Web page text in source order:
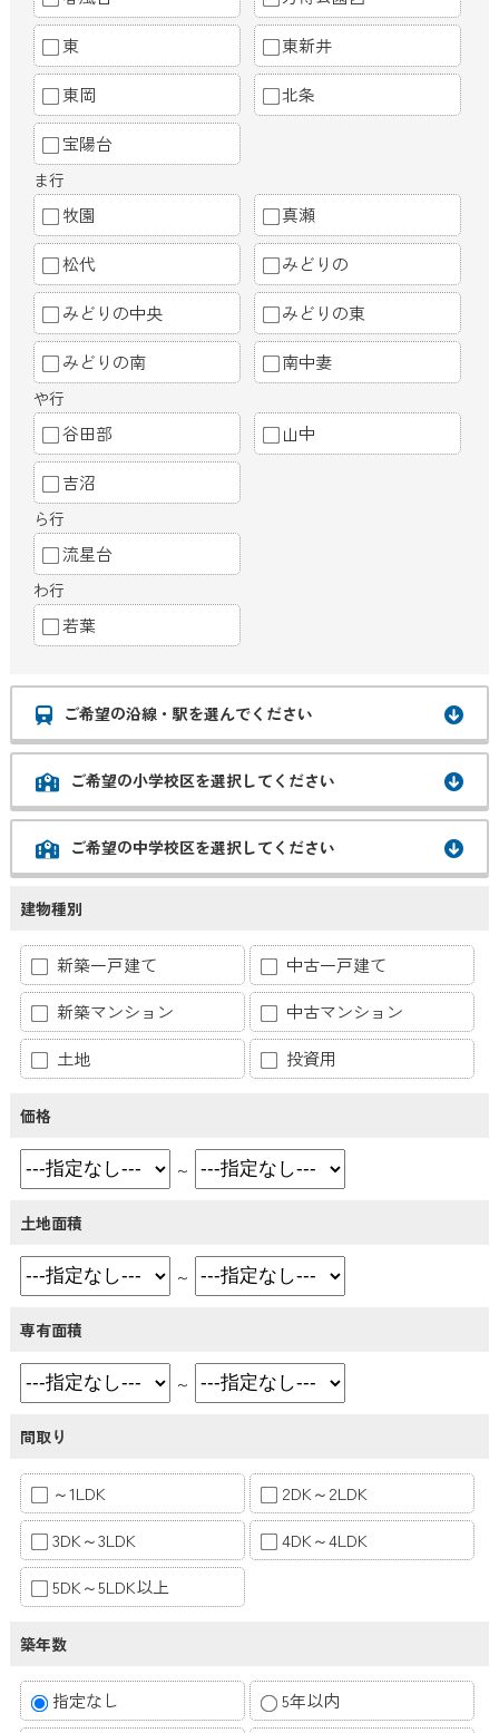
東 東新井
東岡 北条
宝陽台
ま行
牧園 真瀬
松代 みどりの
みどりの中央 みどりの東
みどりの南 南中妻
や行
谷田部 山中
吉沼
ら行
流星台
わ行
若葉
ご希望の沿線・駅を選んでください
ご希望の小学校区を選択してください
ご希望の中学校区を選択してください
建物種別
新築一戸建て
中古一戸建て
新築マンション
中古マンション
土地
投資用
価格
～
土地面積
～
専有面積
～
間取り
～1LDK
2DK～2LDK
3DK～3LDK
4DK～4LDK
5DK～5LDK以上
築年数
指定なし
5年以内